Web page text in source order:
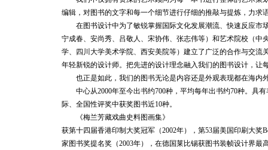
编辑，对图书的文字和每一个细节进行仔细的推敲与提炼，力求
在图书设计中为了敏锐掌握国际文化发展潮流、快速反应市
宁成春、安尚秀、吕敬人、宋协伟、张志伟等）和艺术院校（中
学、四川大学美术学院、西安美院等）建立了广泛的合作与交流
年轻新锐的设计师。把先进的设计理念融入我们的图书设计，让
也正是如此，我们的图书无论是内容还是外观表现都在海内
中心从2000年至今出书约700种，平均每年出书约70种。具有
际、全国性评奖中获奖图书近10种。
《梅兰芳藏戏曲史料图画集》
获第十四届香港印制大奖冠军（2002年），第53届美国印刷大奖
家图书奖提名奖（2003年），在德国莱比锡获图书装帧设计界最